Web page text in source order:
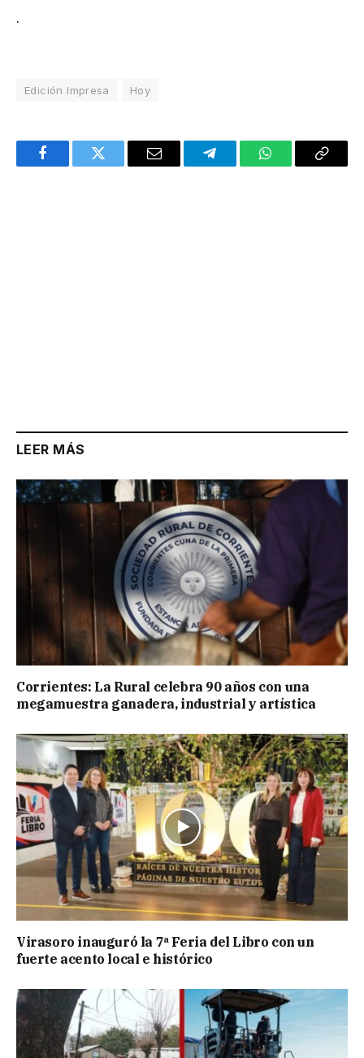
.
Edición Impresa Hoy
FacebookTwitter Email TelegramWhatsAppCopy
LEER MÁS
Corrientes: La Rural celebra 90 años con una
megamuestra ganadera, industrial y artística
Virasoro inauguró la 7ª Feria del Libro con un
fuerte acento local e histórico